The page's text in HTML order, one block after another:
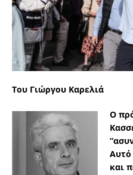
Του Γιώργου Καρελιά
Ο
Αυτό
και